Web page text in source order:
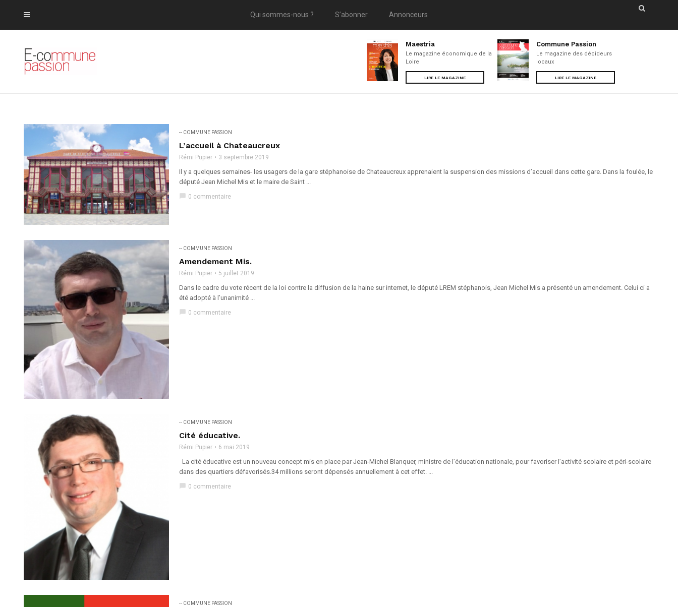
Qui sommes-nous ? S’abonner Annonceurs
Maestria
Le magazine économique de la
Loire
LIRE LE MAGAZINE
Commune Passion
Le magazine des décideurs
locaux
LIRE LE MAGAZINE
-- COMMUNE PASSION
L’accueil à Chateaucreux
Rémi Pupier 3 septembre 2019
Il y a quelques semaines- les usagers de la gare stéphanoise de Chateaucreux apprenaient la suspension des missions d’accueil dans cette gare. Dans la foulée, le
député Jean Michel Mis et le maire de Saint ...
chat_bubble 0 commentaire
-- COMMUNE PASSION
Amendement Mis.
Rémi Pupier 5 juillet 2019
Dans le cadre du vote récent de la loi contre la diffusion de la haine sur internet, le député LREM stéphanois, Jean Michel Mis a présenté un amendement. Celui ci a
été adopté à l’unanimité ...
0 commentaire
-- COMMUNE PASSION
Cité éducative.
Rémi Pupier 6 mai 2019
La cité éducative est un nouveau concept mis en place par Jean-Michel Blanquer, ministre de l’éducation nationale, pour favoriser l’activité scolaire et péri-scolaire
dans des quartiers défavorisés.34 millions seront dépensés annuellement à cet effet. ...
chat_bubble 0 commentaire
-- COMMUNE PASSION